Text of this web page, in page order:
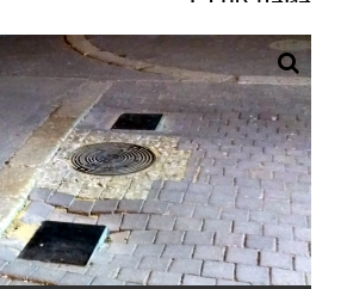
צילום: יהלי אוזן
מעיריית באר שבע נמסר בתגובה: